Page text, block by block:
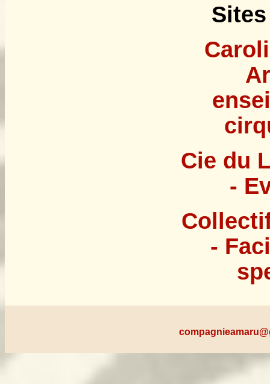
Cie du
-
-